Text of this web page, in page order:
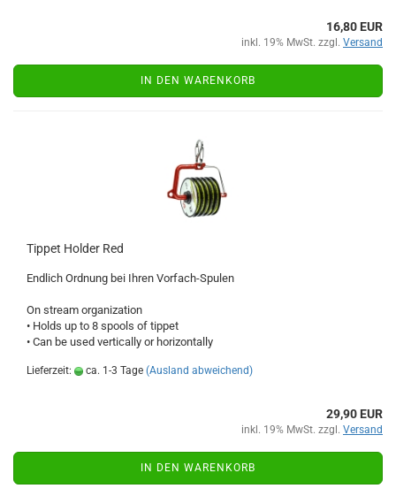
16,80 EUR
inkl. 19% MwSt. zzgl. Versand
IN DEN WARENKORB
Tippet Holder Red
Endlich Ordnung bei Ihren Vorfach-Spulen
On stream organization
• Holds up to 8 spools of tippet
• Can be used vertically or horizontally
Lieferzeit: ca. 1-3 Tage (Ausland abweichend)
29,90 EUR
inkl. 19% MwSt. zzgl. Versand
IN DEN WARENKORB